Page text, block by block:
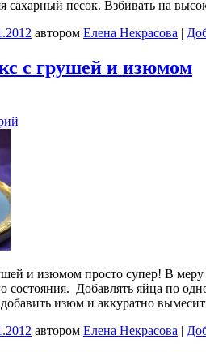
сахарный песок. Взбивать на
автором Елена Некрасова
с грушей и изюмом
и изюмом просто супер! В меру
состояния. Добавлять яйца по
изюм и аккуратно
автором Елена Некрасова |